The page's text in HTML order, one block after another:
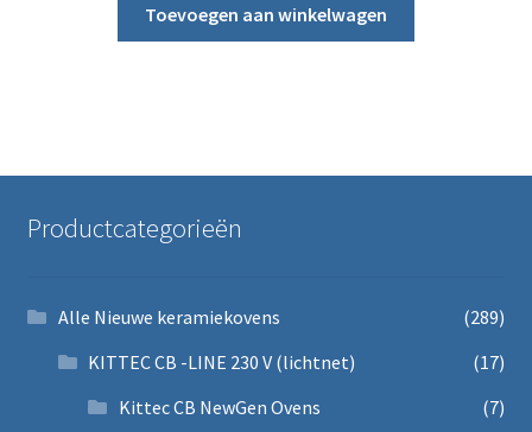
Toevoegen aan winkelwagen
Productcategorieën
Alle Nieuwe keramiekovens
(289)
KITTEC CB -LINE 230 V (lichtnet)
(17)
Kittec CB NewGen Ovens
(7)